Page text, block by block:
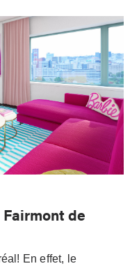
Fairmont de
En effet, le